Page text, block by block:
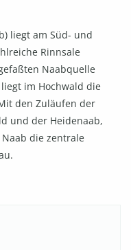
liegt am Süd- und
Rinnsale
Naabquelle
im Hochwald die
den Zuläufen der
und der Heidenaab,
die zentrale